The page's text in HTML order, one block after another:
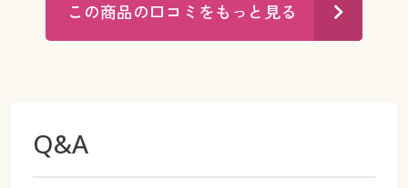
この商品の口コミをもっと見る
Q&A